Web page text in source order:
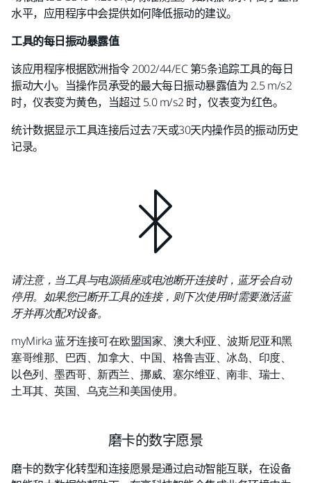
水平，应用程序中会提供如何降低振动的建议。
工具的每日振动暴露值
该应用程序根据欧洲指令 2002/44/EC 第5条追踪工具的每日
振动大小。当操作员承受的最大每日振动暴露值为 2.5 m/s2
时，仪表变为黄色，当超过 5.0 m/s2 时，仪表变为红色。
统计数据显示工具连接后过去7天或30天内操作员的振动历史
记录。
请注意，当工具与电源插座或电池断开连接时，蓝牙会自动
停用。如果您已断开工具的连接，则下次使用时需要激活蓝
牙并再次配对设备。
myMirka 蓝牙连接可在欧盟国家、澳大利亚、波斯尼亚和黑
塞哥维那、巴西、加拿大、中国、格鲁吉亚、冰岛、印度、
以色列、墨西哥、新西兰、挪威、塞尔维亚、南非、瑞士、
土耳其、英国、乌克兰和美国使用。
磨卡的数字愿景
磨卡的数字化转型和连接愿景是通过启动智能互联，在设备